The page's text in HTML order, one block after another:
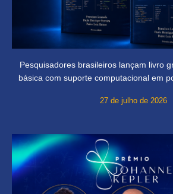
Pesquisadores brasileiros lançam livro
básica com suporte computacional em
27 de julho de 2026